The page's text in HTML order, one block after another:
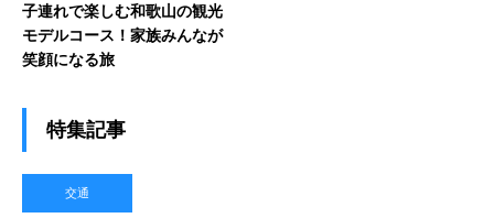
子連れで楽しむ和歌山の観光
モデルコース！家族みんなが
笑顔になる旅
特集記事
交通